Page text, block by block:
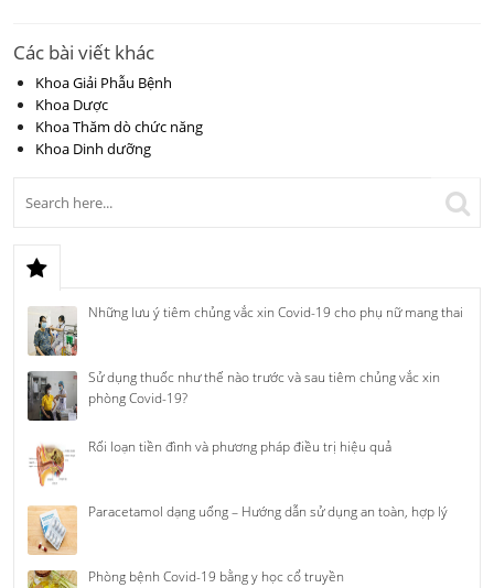
Các bài viết khác
Khoa Giải Phẫu Bệnh
Khoa Dược
Khoa Thăm dò chức năng
Khoa Dinh dưỡng
Những lưu ý tiêm chủng vắc xin Covid-19 cho phụ nữ mang thai
Sử dụng thuốc như thế nào trước và sau tiêm chủng vắc xin
phòng Covid-19?
Rối loạn tiền đình và phương pháp điều trị hiệu quả
Paracetamol dạng uống – Hướng dẫn sử dụng an toàn, hợp lý
Phòng bệnh Covid-19 bằng y học cổ truyền